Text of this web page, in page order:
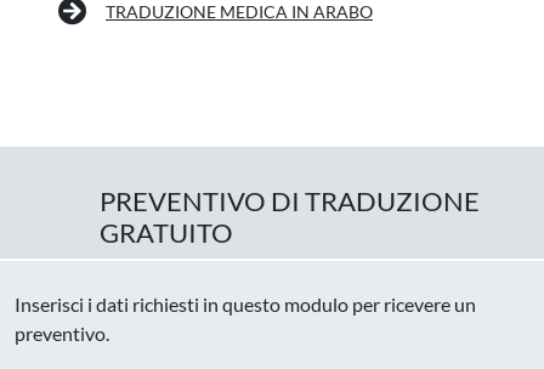
TRADUZIONE MEDICA IN ARABO
PREVENTIVO DI TRADUZIONE
GRATUITO
Inserisci i dati richiesti in questo modulo per ricevere un
preventivo.